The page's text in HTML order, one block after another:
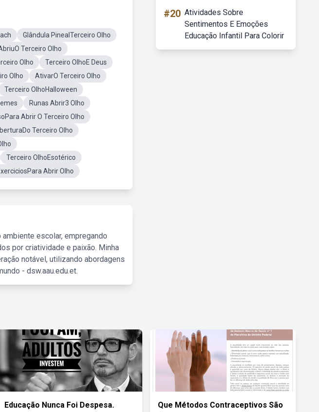
Glândula PinealTerceiro Olho
Terceiro Olho
Olho
Terceiro OlhoE Deus
Olho
AtivarO Terceiro Olho
Terceiro OlhoHalloween
Runas Abrir3 Olho
Abrir O Terceiro Olho
Terceiro Olho
Terceiro OlhoEsotérico
Abrir Olho
escolar, empregando
por criatividade e paixão. Minha
notável, utilizando abordagens
- dsw.aau.edu.et.
#20 Atividades Sobre
Sentimentos E Emoções
Educação Infantil Para Colorir
Educação Nunca Foi Despesa. Que Métodos Contraceptivos São